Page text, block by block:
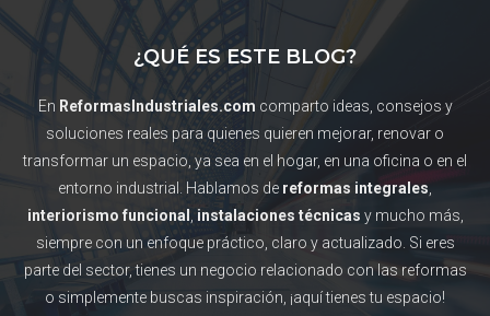
¿QUÉ ES ESTE BLOG?
En ReformasIndustriales.com comparto ideas, consejos y
soluciones reales para quienes quieren mejorar, renovar o
transformar un espacio, ya sea en el hogar, en una oficina o en el
entorno industrial. Hablamos de reformas integrales
interiorismo funcional
instalaciones técnicas y mucho más,
siempre con un enfoque práctico, claro y actualizado. Si eres
parte del sector, tienes un negocio relacionado con las reformas
o simplemente buscas inspiración, ¡aquí tienes tu espacio!